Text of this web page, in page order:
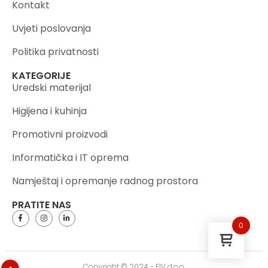
Kontakt
Uvjeti poslovanja
Politika privatnosti
KATEGORIJE
Uredski materijal
Higijena i kuhinja
Promotivni proizvodi
Informatička i IT oprema
Namještaj i opremanje radnog prostora
PRATITE NAS
0